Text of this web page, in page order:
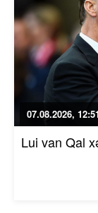
07.08.2026, 12:51
Lui van Qal